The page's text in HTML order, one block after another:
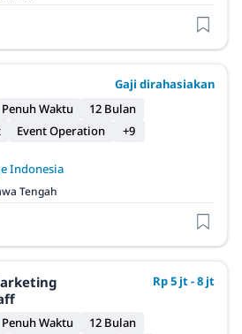
Gaji dirahasiakan
Penuh Waktu
12 Bulan
Event Operation +9
Indonesia
Tengah
Rp 5 jt - 8 jt
Penuh Waktu
12 Bulan